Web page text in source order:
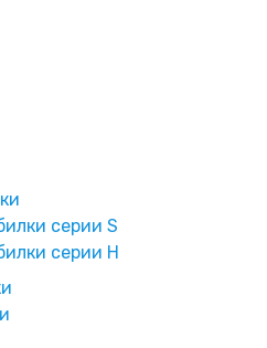
серии S
серии H